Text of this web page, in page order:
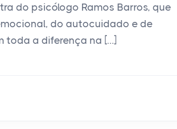
do psicólogo Ramos Barros, que
do autocuidado e de
toda a diferença na […]